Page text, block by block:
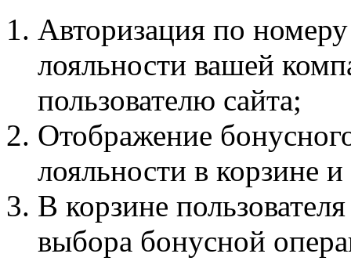
Авторизация по
лояльности вашей
пользователю сайта;
Отображение
лояльности в корзине
В корзине
выбора бонусной